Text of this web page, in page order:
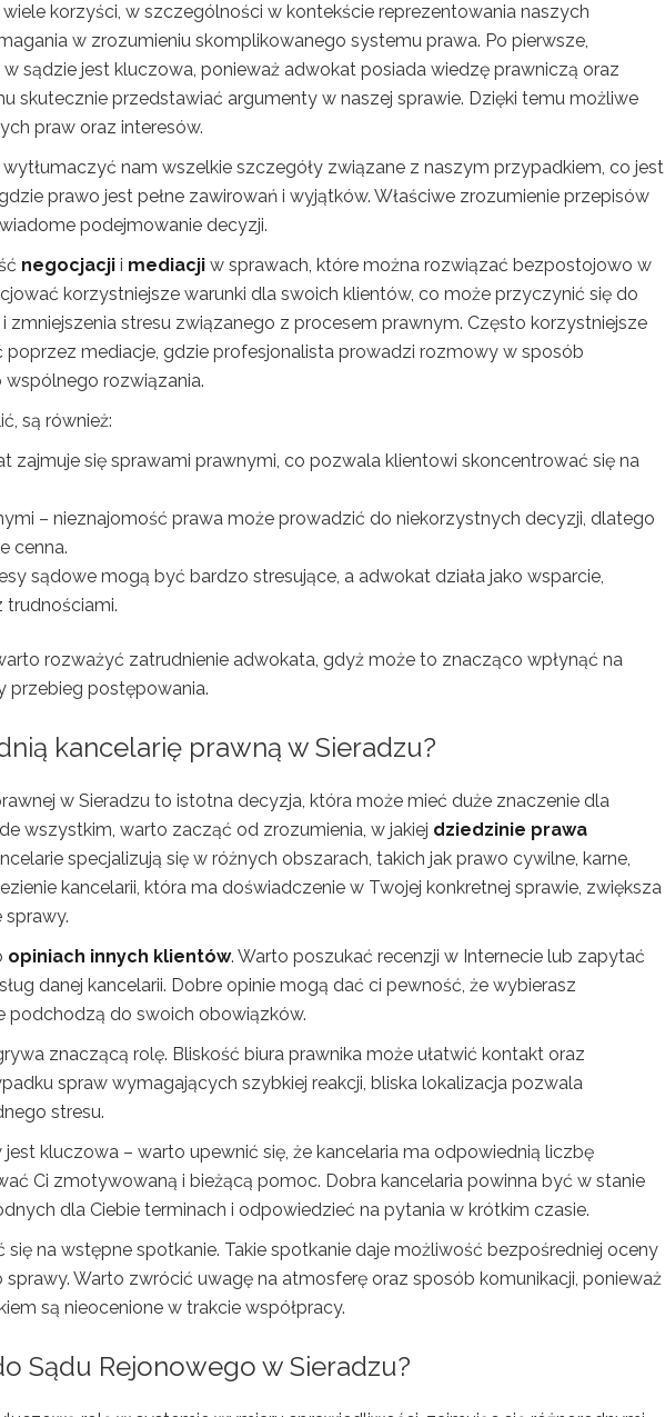
korzyści, w szczególności w kontekście reprezentowania naszych
w zrozumieniu skomplikowanego systemu prawa. Po pierwsze,
w sądzie jest kluczowa, ponieważ adwokat posiada wiedzę prawniczą oraz
skutecznie przedstawiać argumenty w naszej sprawie. Dzięki temu możliwe
praw oraz interesów.
nam wszelkie szczegóły związane z naszym przypadkiem, co jest
prawo jest pełne zawirowań i wyjątków. Właściwe zrozumienie przepisów
podejmowanie decyzji.
negocjacji i mediacji w sprawach, które można rozwiązać bezpostojowo w
korzystniejsze warunki dla swoich klientów, co może przyczynić się do
zmniejszenia stresu związanego z procesem prawnym. Często korzystniejsze
poprzez mediacje, gdzie profesjonalista prowadzi rozmowy w sposób
rozwiązania.
są również:
zajmuje się sprawami prawnymi, co pozwala klientowi skoncentrować się na
– nieznajomość prawa może prowadzić do niekorzystnych decyzji, dlatego
cenna.
sądowe mogą być bardzo stresujące, a adwokat działa jako wsparcie,
trudnościami.
rozważyć zatrudnienie adwokata, gdyż może to znacząco wpłynąć na
przebieg postępowania.
kancelarię prawną w Sieradzu?
w Sieradzu to istotna decyzja, która może mieć duże znaczenie dla
wszystkim, warto zacząć od zrozumienia, w jakiej dziedzinie prawa
specjalizują się w różnych obszarach, takich jak prawo cywilne, karne,
kancelarii, która ma doświadczenie w Twojej konkretnej sprawie, zwiększa
sprawy.
opiniach innych klientów. Warto poszukać recenzji w Internecie lub zapytać
danej kancelarii. Dobre opinie mogą dać ci pewność, że wybierasz
podchodzą do swoich obowiązków.
znaczącą rolę. Bliskość biura prawnika może ułatwić kontakt oraz
spraw wymagających szybkiej reakcji, bliska lokalizacja pozwala
stresu.
kluczowa – warto upewnić się, że kancelaria ma odpowiednią liczbę
Ci zmotywowaną i bieżącą pomoc. Dobra kancelaria powinna być w stanie
dla Ciebie terminach i odpowiedzieć na pytania w krótkim czasie.
na wstępne spotkanie. Takie spotkanie daje możliwość bezpośredniej oceny
Warto zwrócić uwagę na atmosferę oraz sposób komunikacji, ponieważ
są nieocenione w trakcie współpracy.
Sądu Rejonowego w Sieradzu?